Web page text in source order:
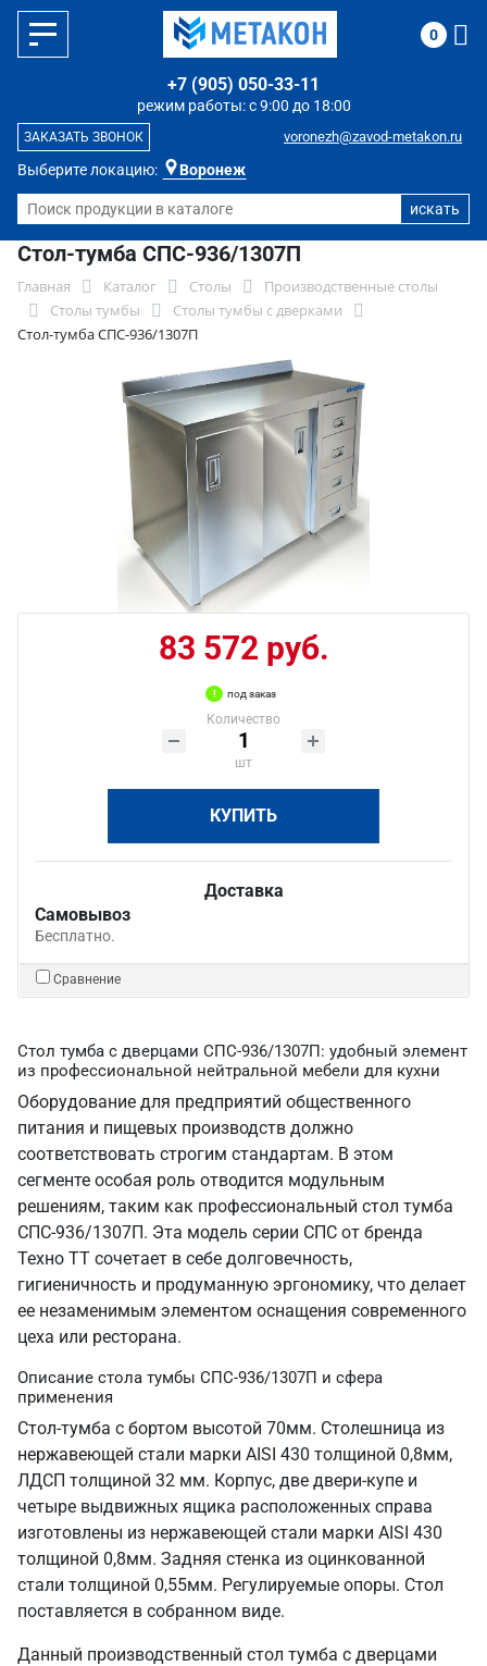
Выберите локацию: Воронеж
режим работы: с 9:00 до 18:00
+7 (905) 050-33-11
voronezh@zavod-metakon.ru
ЗАКАЗАТЬ ЗВОНОК
0
Стол-тумба СПС-936/1307П
Главная Каталог Столы
Производственные столы
Столы тумбы
Столы тумбы с дверками
Стол-тумба СПС-936/1307П
83 572 руб.
под заказ
Количество
шт
КУПИТЬ
Доставка
Самовывоз
Бесплатно.
Сравнение
Стол тумба с дверцами СПС-936/1307П: удобный элемент
из профессиональной нейтральной мебели для кухни
Оборудование для предприятий общественного
питания и пищевых производств должно
соответствовать строгим стандартам. В этом
сегменте особая роль отводится модульным
решениям, таким как профессиональный стол тумба
СПС-936/1307П. Эта модель серии СПС от бренда
Техно ТТ сочетает в себе долговечность,
гигиеничность и продуманную эргономику, что делает
ее незаменимым элементом оснащения современного
цеха или ресторана.
Описание стола тумбы СПС-936/1307П и сфера
применения
Стол-тумба с бортом высотой 70мм. Столешница из
нержавеющей стали марки AISI 430 толщиной 0,8мм,
ЛДСП толщиной 32 мм. Корпус, две двери-купе и
четыре выдвижных ящика расположенных справа
изготовлены из нержавеющей стали марки AISI 430
толщиной 0,8мм. Задняя стенка из оцинкованной
стали толщиной 0,55мм. Регулируемые опоры. Стол
поставляется в собранном виде.
Данный производственный стол тумба с дверцами